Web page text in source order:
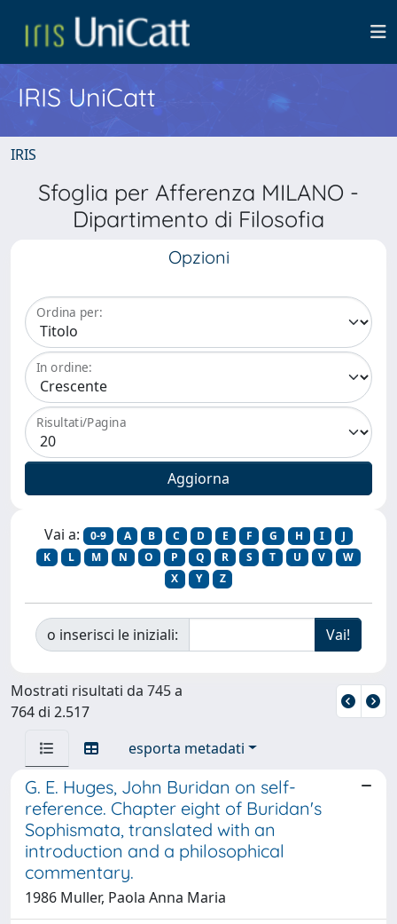
IRIS UniCatt
IRIS
Sfoglia per Afferenza MILANO -
Dipartimento di Filosofia
Opzioni
Ordina per:
In ordine:
Risultati/Pagina
Vai a: 0-9 A B C D E F G H I
J
K
L M N O P Q R S T U V
W
X
Y Z
o inserisci le iniziali:
Mostrati risultati da 745 a
764 di 2.517
esporta metadati
G. E. Huges, John Buridan on self-
reference. Chapter eight of Buridan's
Sophismata, translated with an
introduction and a philosophical
commentary.
1986 Muller, Paola Anna Maria